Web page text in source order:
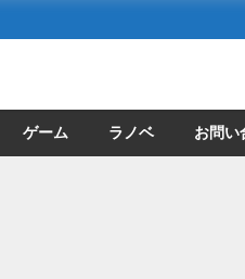
ゲーム ラノベ お問い